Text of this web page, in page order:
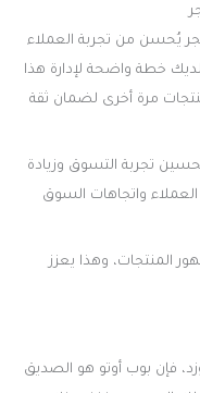
يُحسن من تجربة العملاء
خطة واضحة لإدارة هذا
مرة أخرى لضمان ثقة
تجربة التسوق وزيادة
العملاء واتجاهات السوق
المنتجات، وهذا يعزز
فإن بوب أوتو هو الصديق